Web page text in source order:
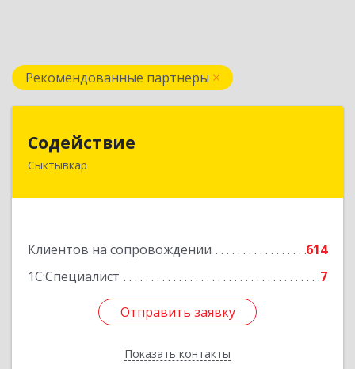
Рекомендованные партнеры
Содействие
Сыктывкар
Клиентов на сопровождении
614
1С:Специалист
7
Отправить заявку
Показать контакты
167004, Коми Респ, Сыктывкар г, Первомайская
Отправить заявку
Назад